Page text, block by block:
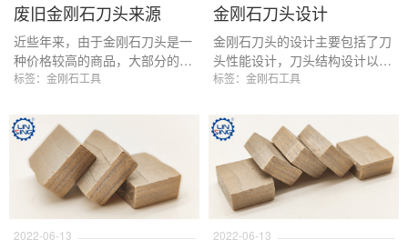
废旧金刚石刀头来源
近些年来，由于金刚石刀头是一
种价格较高的商品，大部分的价
格集中在刀头材料上面，而废旧
果回收这些金刚石刀头，然后进
行还原，把刀头中的金属粉末以
及金刚石提取出来，再卖给刀头
生产厂家，就是一门很赚钱的生
意，所以回收废旧金刚石刀头也
就慢慢成为了一门好的生意。虽
然提取出来的金刚石粉末已经变
标签：金刚石工具
金刚石刀头设计
金刚石刀头的设计主要包括了刀
头性能设计，刀头结构设计以及
刀头外观设计三个方面，下面我
明。
标签：金刚石工具
2022-06-13 2022-06-13